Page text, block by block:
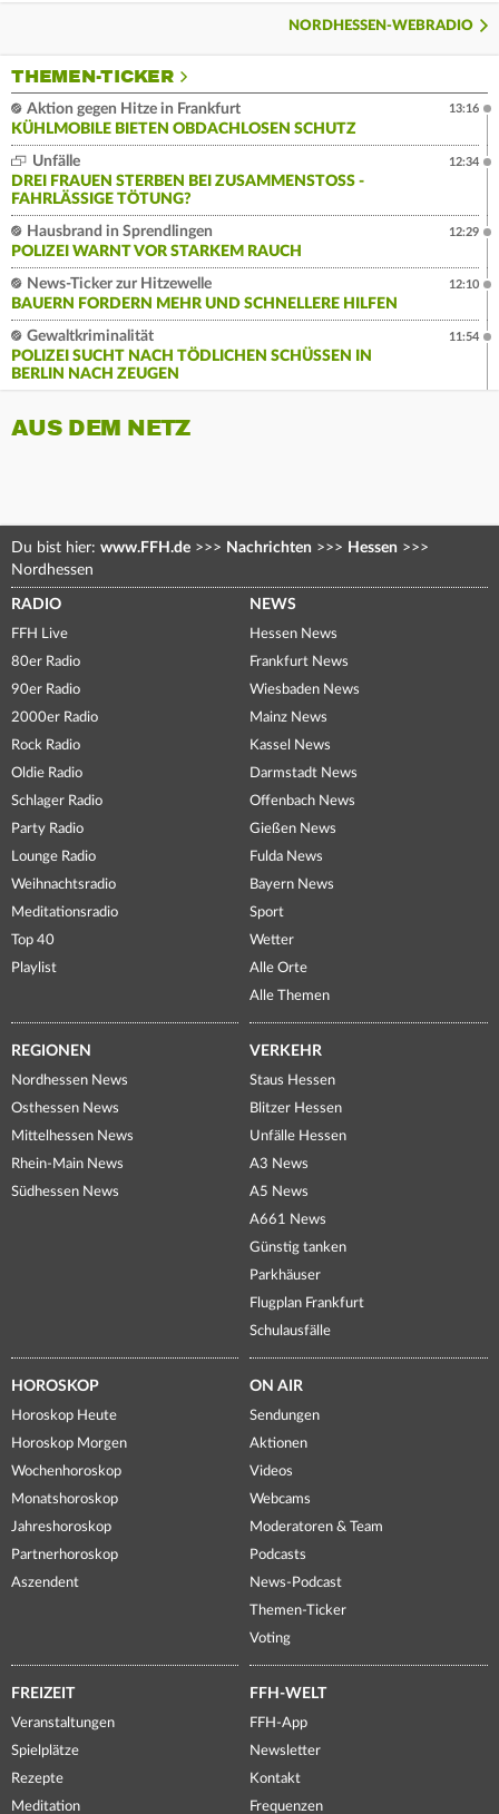
NORDHESSEN-WEBRADIO
THEMEN-TICKER
Aktion gegen Hitze in Frankfurt
KÜHLMOBILE BIETEN OBDACHLOSEN SCHUTZ
13:16
Unfälle
DREI FRAUEN STERBEN BEI ZUSAMMENSTOSS - F
AHRLÄSSIGE TÖTUNG?
12:34
Hausbrand in Sprendlingen
POLIZEI WARNT VOR STARKEM RAUCH
12:29
News-Ticker zur Hitzewelle
BAUERN FORDERN MEHR UND SCHNELLERE HILFEN
12:10
Gewaltkriminalität
POLIZEI SUCHT NACH TÖDLICHEN SCHÜSSEN IN
BERLIN NACH ZEUGEN
11:54
AUS DEM NETZ
Du bist hier: www.FFH.de >>> Nachrichten >>> Hessen >>>
Nordhessen
RADIO
FFH Live
80er Radio
90er Radio
2000er Radio
Rock Radio
Oldie Radio
Schlager Radio
Party Radio
Lounge Radio
Weihnachtsradio
Meditationsradio
Top 40
Playlist
NEWS
Hessen News
Frankfurt News
Wiesbaden News
Mainz News
Kassel News
Darmstadt News
Offenbach News
Gießen News
Fulda News
Bayern News
Sport
Wetter
Alle Orte
Alle Themen
REGIONEN
Nordhessen News
Osthessen News
Mittelhessen News
Rhein-Main News
Südhessen News
VERKEHR
Staus Hessen
Blitzer Hessen
Unfälle Hessen
A3 News
A5 News
A661 News
Günstig tanken
Parkhäuser
Flugplan Frankfurt
Schulausfälle
HOROSKOP
Horoskop Heute
Horoskop Morgen
Wochenhoroskop
Monatshoroskop
Jahreshoroskop
Partnerhoroskop
Aszendent
ON AIR
Sendungen
Aktionen
Videos
Webcams
Moderatoren & Team
Podcasts
News-Podcast
Themen-Ticker
Voting
FREIZEIT
Veranstaltungen
Spielplätze
Rezepte
Meditation
FFH-WELT
FFH-App
Newsletter
Kontakt
Frequenzen